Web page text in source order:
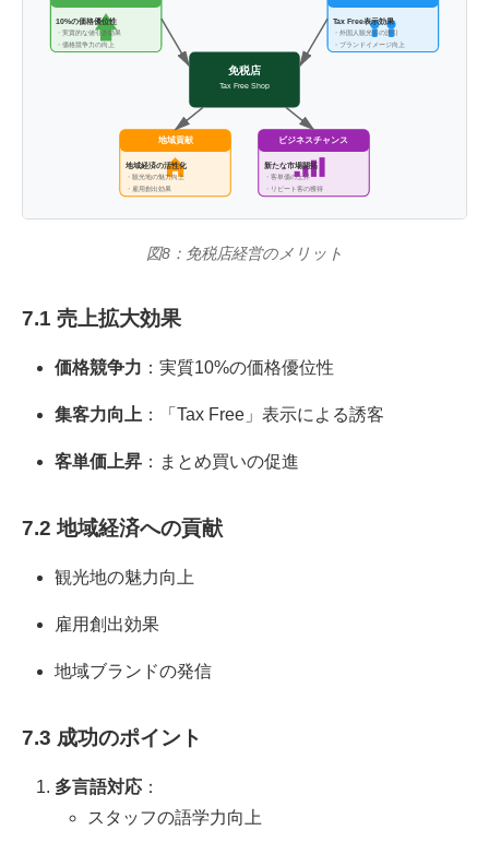
免税店
Tax Free Shop
10%の価格優位性
・実質的な値引き効果
・価格競争力の向上
Tax Free表示効果
・外国人観光客の誘引
・ブランドイメージ向上
地域貢献
地域経済の活性化
・観光地の魅力向上
・雇用創出効果
ビジネスチャンス
新たな市場開拓
・客単価の上昇
・リピート客の獲得
図8：免税店経営のメリット
7.1 売上拡大効果
価格競争力 ：実質10%の価格優位性
集客力向上 ：「Tax Free」表示による誘客
客単価上昇 ：まとめ買いの促進
7.2 地域経済への貢献
観光地の魅力向上
雇用創出効果
地域ブランドの発信
7.3 成功のポイント
多言語対応 ：
スタッフの語学力向上